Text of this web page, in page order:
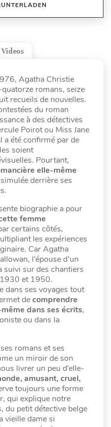
Videos
Agatha Christie
romans, seize
recueils de nouvelles.
du roman
à des détectives
Poirot ou Miss Jane
a été confirmé par de
soient
Pourtant,
elle-même
derrière ses
biographie a pour
femme
certains côtés,
les expériences
Car Agatha
l’épouse d’un
suivi sur des chantiers
et 1950.
dans ses voyages tout
decomprendre
dans ses écrits,
ou dans la
romans et ses
un miroir de son
livrer un peu d’elle-
amusant, cruel,
toujours une forme
qui explique notre
du petit détective belge
vieille dame si